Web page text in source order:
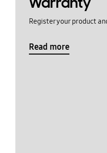
Register your product
Read more